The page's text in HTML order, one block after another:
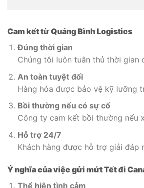
Cam kết từ Quảng Bình Logistics
Đúng thời gian
Chúng tôi luôn tuân thủ thời gian
An toàn tuyệt đối
Hàng hóa được bảo vệ kỹ lưỡng
Bồi thường nếu có sự cố
Công ty cam kết bồi thường nếu
Hỗ trợ 24/7
Khách hàng được hỗ trợ giải đáp
Ý nghĩa của việc gửi mứt Tết đi
Thể hiện tình cảm